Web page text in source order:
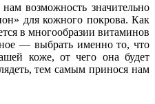
возможность значительно
для кожного покрова. Как
в многообразии витаминов
— выбрать именно то, что
коже, от чего она будет
тем самым принося нам